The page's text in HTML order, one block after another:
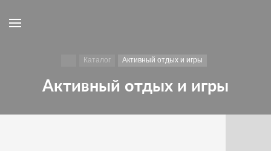
Каталог Активный отдых и игры
Активный отдых и игры